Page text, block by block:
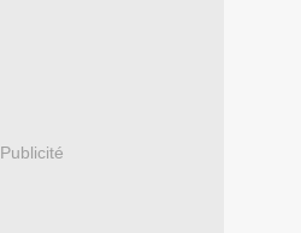
Publicité